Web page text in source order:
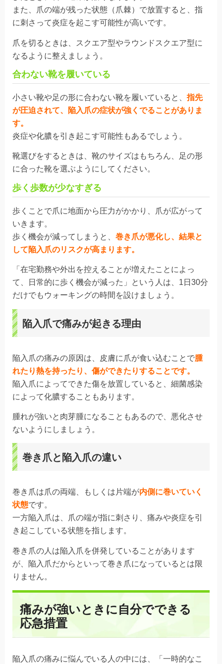
また、爪の端が残った状態（爪棘）で放置すると、指
に刺さって炎症を起こす可能性が高いです。
爪を切るときは、スクエア型やラウンドスクエア型に
なるように整えましょう。
合わない靴を履いている
小さい靴や足の形に合わない靴を履いていると、指先
が圧迫されて、陥入爪の症状が強くでることがありま
す。
炎症や化膿を引き起こす可能性もあるでしょう。
靴選びをするときは、靴のサイズはもちろん、足の形
に合った靴を選ぶようにしてください。
歩く歩数が少なすぎる
歩くことで爪に地面から圧力がかかり、爪が広がって
いきます。
歩く機会が減ってしまうと、 巻き爪が悪化し、結果と
して陥入爪のリスクが高まります。
「在宅勤務や外出を控えることが増えたことによっ
て、日常的に歩く機会が減った」という人は、1日30分
だけでもウォーキングの時間を設けましょう。
陥入爪で痛みが起きる理由
陥入爪の痛みの原因は、皮膚に爪が食い込むことで腫
れたり熱を持ったり、傷ができたりすることです。
陥入爪によってできた傷を放置していると、細菌感染
によって化膿することもあります。
腫れが強いと肉芽腫になることもあるので、悪化させ
ないようにしましょう。
巻き爪と陥入爪の違い
巻き爪は爪の両端、もしくは片端が内側に巻いていく
状態です。
一方陥入爪は、爪の端が指に刺さり、痛みや炎症を引
き起こしている状態を指します。
巻き爪の人は陥入爪を併発していることがあります
が、陥入爪だからといって巻き爪になっているとは限
りません。
痛みが強いときに自分でできる
応急措置
陥入爪の痛みに悩んでいる人の中には、「一時的なこ